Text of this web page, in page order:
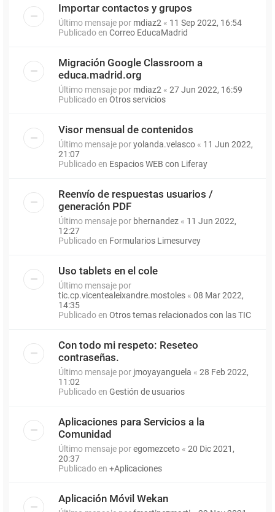
Importar contactos y grupos
Último mensaje por mdiaz2 « 11 Sep 2022, 16:54
Publicado en Correo EducaMadrid
Migración Google Classroom a
educa.madrid.org
Último mensaje por mdiaz2 « 27 Jun 2022, 16:59
Publicado en Otros servicios
Visor mensual de contenidos
Último mensaje poryolanda.velasco « 11 Jun 2022,
21:07
Publicado en Espacios WEB con Liferay
Reenvío de respuestas usuarios /
generación PDF
Último mensaje por bhernandez « 11 Jun 2022,
12:27
Publicado en Formularios Limesurvey
Uso tablets en el cole
Último mensaje por
tic.cp.vicentealeixandre.mostoles « 08 Mar 2022,
14:35
Publicado en Otros temas relacionados con las TIC
Con todo mi respeto: Reseteo
contraseñas.
Último mensaje por jmoyayanguela « 28 Feb 2022,
11:02
Publicado en Gestión de usuarios
Aplicaciones para Servicios a la
Comunidad
Último mensaje poregomezceto « 20 Dic 2021,
20:37
Publicado en +Aplicaciones
Aplicación Móvil Wekan